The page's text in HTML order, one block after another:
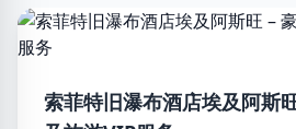
索菲特旧瀑布酒店埃及阿斯